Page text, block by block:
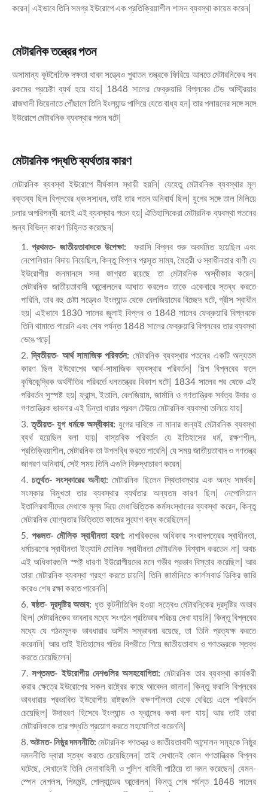
করেন| এইভাবে তিনি সমগ্র ইউরোপে এক প্রতিক্রিয়াশীল শাসন ব্যবস্থা কায়েম করেন|
মেটারনিক তন্ত্রের পতন
অসামান্য কূটনৈতিক দক্ষতা থাকা সত্ত্বেও পুরাতন তন্ত্রকে ফিরিয়ে আনতে মেটারনিকের সব
রকমের প্রচেষ্টা ব্যর্থ হয়ে যায়| 1848 সালের ফেব্রুয়ারি বিপ্লবের টেড অস্ট্রিয়ার
রাজধানী ভিয়েনাতে পৌঁছালে তিনি ইংল্যান্ড পালিয়ে যেতে বাধ্য হন| তার পলায়নের সঙ্গে সঙ্গে
ইউরোপে মেটারনিক ব্যবস্থার পতন ঘটে|
মেটারনিক পদ্ধতি ব্যর্থতার কারণ
মেটারনিক ব্যবস্থা ইউরোপে দীর্ঘকাল স্থায়ী হয়নি| যেহেতু মেটারনিক ব্যবস্থার মূল
বক্তব্য ছিল বিপ্লবের ধ্বংসসাধন, তাই তার পতন অনিবার্য ছিল| যুগের সঙ্গে তাল মিলিয়ে
চলার অপরিপন্থী বলেই এই ব্যবস্থার পতন হয়| ঐতিহাসিকেরা মেটারনিক ব্যবস্থা পতনের
জন্য বিভিন্ন কারণ চিহ্নিত করেছেন|
প্রথমত- জাতীয়তাবাদকে উপেক্ষা:
ফরাসি বিপ্লব শুরু অবদমিত হয়েছিল এবং
নেপোলিয়ান বিদায় নিয়েছিল, কিন্তু বিপ্লব প্রসূত সাম্য, মৈত্রী ও স্বাধীনতার বাণী যে
ইউরোপীয় জনমানসে সদা জাগ্রত রয়েছে তা মেটারনিক অস্বীকার করেন|
মেটারনিক জাতীয়তাবাদী আন্দোলনের আঘাত করলেও তাকে একেবারে স্তব্ধ করতে
পারিনি, তার বহু চেষ্টা সত্ত্বেও ইংল্যান্ড থেকে বেলজিয়ামের বিচ্ছেদ ঘটে, গ্রীস স্বাধীন
হয়| এইভাবে 1830 সালের জুলাই বিপ্লব ও 1848 সালের ফেব্রুয়ারি বিপ্লবকে
তিনি থামাতে পারেনি এবং শেষ পর্যন্ত 1848 সালের ফেব্রুয়ারি বিপ্লবের তার ব্যবস্থা
ভেঙে পড়ে|
দ্বিতীয়ত- আর্থ সামাজিক পরিবর্তন: মেটারনিক ব্যবস্থার পতনের একটি অন্যতম
কারণ ছিল ইউরোপের আর্থ-সামাজিক ব্যবস্থার পরিবর্তন| শিল্প বিপ্লবের ফলে
কৃষিকেন্দ্রিক অর্থনীতির পরিবর্তে ধনতন্ত্রের বিকাশ ঘটে| 1834 সালের পর থেকে এই
পরিবর্তন সুস্পষ্ট হয়| ফ্রান্স, ইতালি, বেলজিয়াম, জার্মানি ও গণতান্ত্রিক সর্বত্র উদার ও
গণতান্ত্রিক ভাবনার এই চিন্তা ধারার প্রবল টেউয়ে মেটারনিক ব্যবস্থা তলিয়ে যায়|
তৃতীয়ত- যুগ ধর্মকে অস্বীকার: যুগের দাবিকে না মানার জন্যই মেটারনিক ব্যবস্থা
ব্যর্থ হয়েছিল বলা যায়| বাস্তবিক পরিবর্তন যে ইতিহাসের ধর্ম, রক্ষণশীল,
প্রতিক্রিয়াশীল, মেটারনিক তা উপলব্ধি করতে পারেনি| যে সময় জাতীয়তাবাদ ও গণতন্ত্র
জাগরণ অনিবার্য, সেই সময় তিনি এগুলি বিরুদ্ধাচারণ করেন|
চতুর্থত- সংস্কারের অনীহা: মেটারনিক ছিলেন স্থিতাবস্থার এক অন্ধ সমর্থক|
সংস্কার বিমুখতা তার ব্যবস্থার ব্যর্থতার অন্যতম কারণ ছিল| নেপোলিয়ান
ইতালিরবাসীদের মেধাকে মূল্য দিয়ে মেধাভিত্তিক কর্মসংস্থানের ব্যবস্থা করেন, কিন্তু
মেটারনিক যোগ্যতার ভিত্তিতে কাজের সুযোগ বন্ধ করেছিলেন|
পঞ্চমত- মৌলিক স্বাধীনতা হরণ: নাগরিকদের অধিকার সংবাদপত্রের স্বাধীনতা,
ধর্মাচরণের স্বাধীনতা ইত্যাদি মোলিক স্বাধীনতা মেটারনিক বিশ্বাস করতেন না| অথচ
এই অধিকারগুলি স্পষ্ট ধারণা ইউরোপীয়দের মনে গভীর প্রভাব বিস্তার করেছিল| আর
তারা মেটারনিক ব্যবস্থা গ্রহণ করতে চায়নি| তিনি জার্মানিতে কার্লসবার্ড ডিক্রি জারি
করেও শেষ রক্ষা করতে পারেননি|
ষষ্ঠত- দূরদৃষ্টির অভাব: ধৃত কূটনীতিবিদ হওয়া সত্বেও মেটারনিকের দূরদৃষ্টির অভাব
ছিল| মেটারনিকের ভাবনার মধ্যে সংগঠন প্রতিভার পরিচয় দেখা যায়নি| কিন্তু বিপ্লবের
মধ্যে যে গঠনমূলক ভাবধারার অসীম সম্ভাবনা রয়েছে, তা তিনি প্রত্যক্ষ করতে
করেননি| আর তাই ইতিহাসের গতির বিপরীতে গিয়ে জাতীয়তাবাদ ও গণতন্ত্রকে স্তব্ধ
করতে চেয়েছিলেন|
সপ্তমত- ইউরোপীয় দেশগুলির অসহযোগিতা:মেটারনিক তার ব্যবস্থা কার্যকরী
করার ক্ষেত্রে ইউরোপের সকল রাষ্ট্রের কাছে আবেদন জানান| কিন্তু ফরাসি বিপ্লবের
ভাবধারায় প্রভাবিত ইউরোপীয় রাষ্ট্রগুলি রক্ষণশীলতা থেকে বেরিয়ে এসে পরিবর্তন
চেয়েছিল| উদাহরণ হিসেবে ইংল্যান্ড ও ফ্রান্সের কথা বলা যায়| আর তাই তারা
মেটারনিককে তার পদ্ধতি প্রয়োগ করতে সহযোগিতা করেননি|
অষ্টমত- নিষ্ঠুর দমননীতি: মেটারনিক গণতন্ত্র ও জাতীয়তাবাদী আন্দোলন সমূহকে নিষ্ঠুর
দমননীতি দ্বারা স্তব্ধ করতে চেয়েছিলেন| তাই সেখানেই কোন গণতান্ত্রিক বিপ্লব
ঘটেছে, সেখানেই তিনি সেনাবাহিনী ও পুলিশ বাহিনী পাঠিয়ে তা দমন করেছেন| যেমন-
স্পেন নেপলস, পিডমন্ট, পোল্যান্ডের আন্দোলন| কিন্তু শেষ পর্যন্ত 1848 সালের